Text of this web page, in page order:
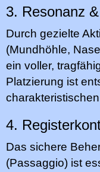
3. Resonanz
Durch gezielte
(Mundhöhle,
ein voller,
Platzierung ist
4.
Das sichere
(Passaggio) ist